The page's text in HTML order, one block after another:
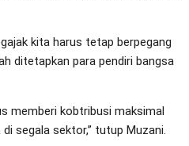
kita harus tetap berpegang
ditetapkan para pendiri bangsa
memberi kobtribusi maksimal
segala sektor,” tutup Muzani.